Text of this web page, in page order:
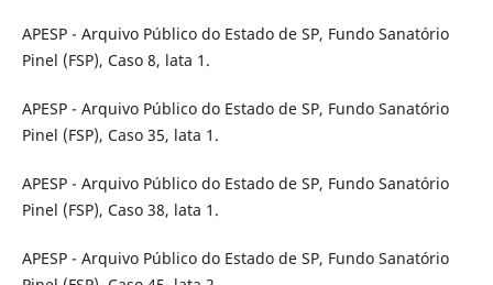
APESP - Arquivo Público do Estado de SP, Fundo Sanatório
Pinel (FSP), Caso 8, lata 1.
APESP - Arquivo Público do Estado de SP, Fundo Sanatório
Pinel (FSP), Caso 35, lata 1.
APESP - Arquivo Público do Estado de SP, Fundo Sanatório
Pinel (FSP), Caso 38, lata 1.
APESP - Arquivo Público do Estado de SP, Fundo Sanatório